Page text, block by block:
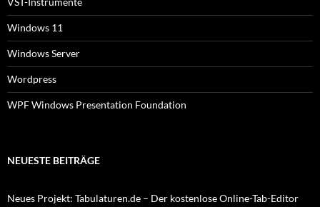
Windows 11
Windows Server
Wordpress
WPF Windows Presentation Foundation
NEUESTE BEITRÄGE
Neues Projekt: Tabulaturen.de – Der kostenlose Online-Tab-Editor